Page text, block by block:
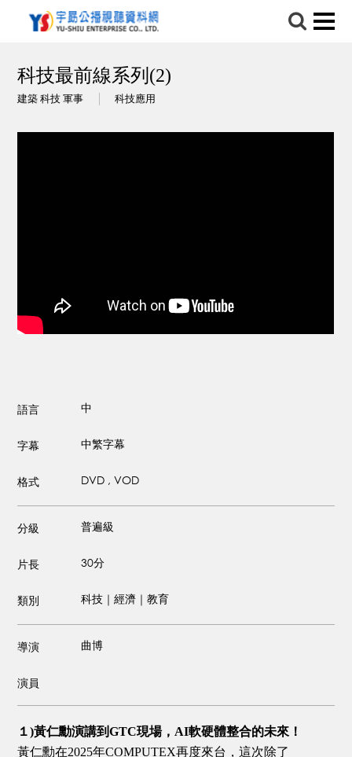
科技最前線系列(2)
建築 科技 軍事 科技應用
語言 中
字幕 中繁字幕
格式 DVD , VOD
分級 普遍級
片長 30分
類別 科技｜經濟｜教育
導演 曲博
演員
１)黃仁勳演講到GTC現場，AI軟硬體整合的未來！
黃仁勳在2025年COMPUTEX再度來台，這次除了